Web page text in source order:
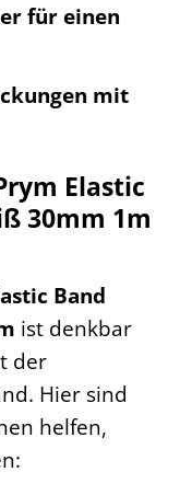
für einen
mit
Elastic
30mm 1m
Band
ist denkbar
der
Hier sind
helfen,